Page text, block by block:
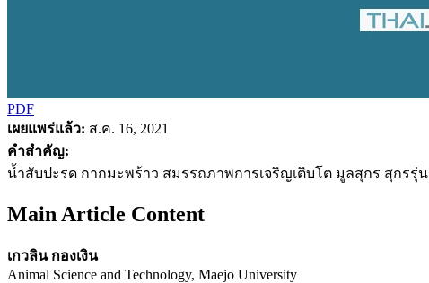
PDF
เผยแพร่แล้ว: ส.ค. 16, 2021
คำสำคัญ:
น้ำสับปะรด กากมะพร้าว สมรรถภาพการเจริญเติบโต มูลสุกร สุกรรุ่น
Main Article Content
เกวลิน กองเงิน
Animal Science and Technology, Maejo University